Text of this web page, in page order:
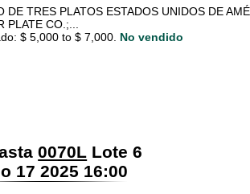
DE TRES PLATOS ESTADOS UNIDOS DE
PLATE CO.;...
$ 5,000 to $ 7,000. No vendido
0070L Lote 6
17 2025 16:00